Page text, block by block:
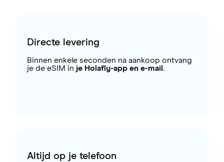
Directe levering
Binnen enkele seconden na aankoop ontvang
je de eSIM in je Holafly-app en e-mail .
Altijd op je telefoon